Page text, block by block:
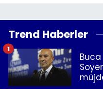
Trend Haberler
1